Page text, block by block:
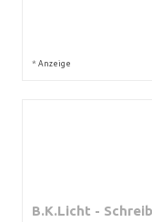
* Anzeige
B.K.Licht -